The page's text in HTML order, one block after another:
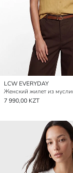
LCW EVERYDAY
7 990,00 KZT